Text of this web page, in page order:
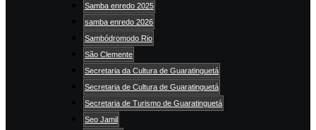
Samba enredo 2025
samba enredo 2026
Sambódromodo Rio
São Clemente
Secretaria da Cultura de Guaratinguetá
Secretaria de Cultura de Guaratinguetá
Secretaria de Turismo de Guaratinguetá
Seo Jamil